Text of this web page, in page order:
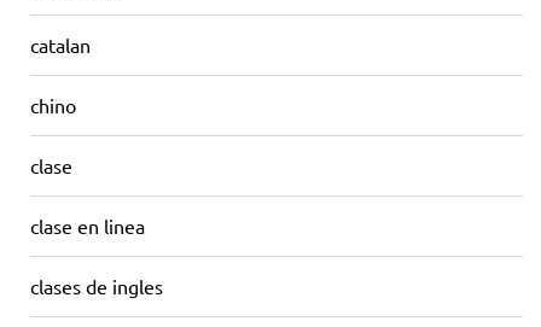
catalan
chino
clase
clase en linea
clases de ingles